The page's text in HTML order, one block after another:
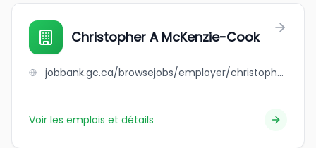
Christopher A McKenzie-Cook
jobbank.gc.ca/browsejobs/employer/christopher+a+mckenzie-cook/ca
Voir les emplois et détails